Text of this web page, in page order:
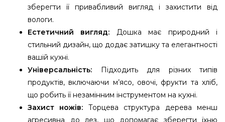
зберегти її привабливий вигляд і захистити від
вологи.
Естетичний вигляд: Дошка має природний і
стильний дизайн, що додає затишку та елегантності
вашій кухні.
Універсальність: Підходить для різних типів
продуктів, включаючи м’ясо, овочі, фрукти та хліб,
що робить її незамінним інструментом на кухні.
Захист ножів: Торцева структура дерева менш
агресивна до лез, що допомагає зберегти їхню